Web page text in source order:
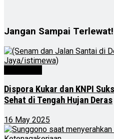
Jangan Sampai Terlewat!
Dispora Kukar dan KNPI
Sehat di Tengah Hujan Deras
16 May 2025